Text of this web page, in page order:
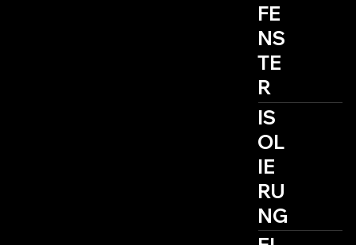
FE
NS
TE
R
IS
OL
IE
RU
NG